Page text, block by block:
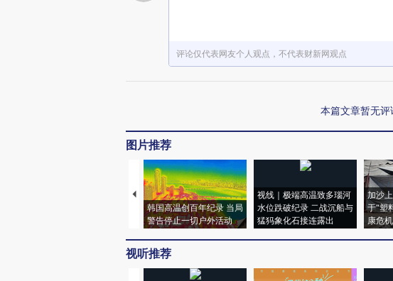
评论仅代表网友个人观点，不代表财新网观点
本篇文章暂无评
图片推荐
韩国高温创百年纪录 当局
警告停止一切户外活动
视线｜极端高温致多瑙河
水位跌破纪录 二战沉船与
猛犸象化石接连露出
加沙
于“塑
康危机
视听推荐